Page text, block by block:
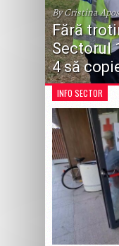
By Cristina
Fără
Sectorul
4 să
INFO SECTOR